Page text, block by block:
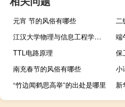
元宵 节的风俗有哪些
江汉大学物理与信息工程学院怎么样 江汉大学实验师范学院
TTL电路原理
保
南充春节的风俗有哪些
小
“竹边闻鹤思高举”的出处是哪里